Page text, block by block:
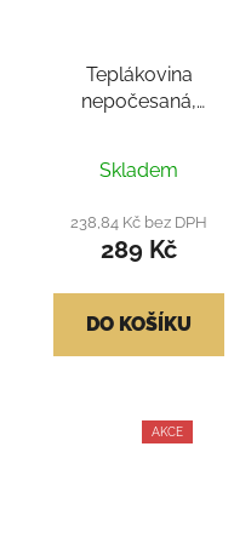
Teplákovina
nepočesaná,
Skladem
238,84 Kč bez DPH
289 Kč
DO KOŠÍKU
AKCE